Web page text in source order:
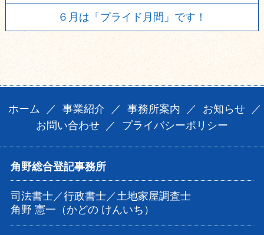
６月は「プライド月間」です！
ホーム ／ 事業紹介 ／ 事務所案内 ／ お知らせ
／
お問い合わせ
／ プライバシーポリシー
角野総合登記事務所
司法書士／行政書士／土地家屋調査士
角野 憲一（かどの けんいち）